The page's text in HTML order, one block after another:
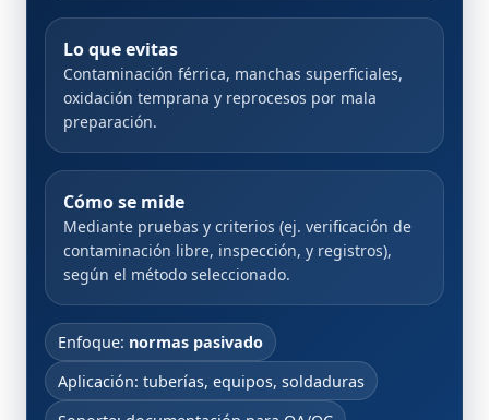
Lo que evitas
Contaminación férrica, manchas superficiales,
oxidación temprana y reprocesos por mala
preparación.
Cómo se mide
Mediante pruebas y criterios (ej. verificación de
contaminación libre, inspección, y registros),
según el método seleccionado.
Enfoque: normas pasivado
Aplicación: tuberías, equipos, soldaduras